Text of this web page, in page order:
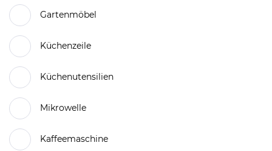
Gartenmöbel
Küchenzeile
Küchenutensilien
Mikrowelle
Kaffeemaschine